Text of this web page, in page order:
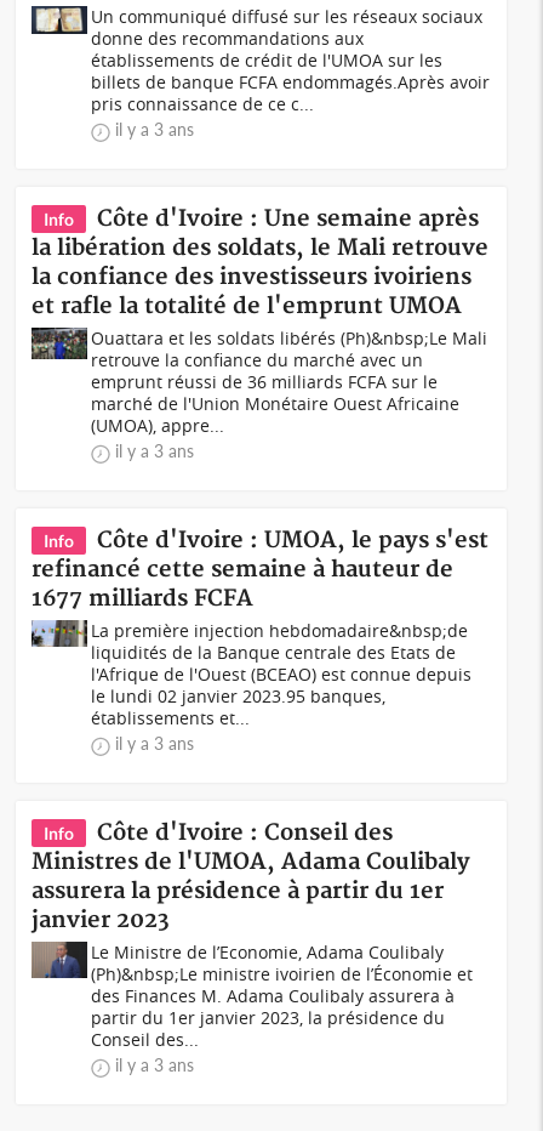
Un communiqué diffusé sur les réseaux sociaux
donne des recommandations aux
établissements de crédit de l'UMOA sur les
billets de banque FCFA endommagés.Après avoir
pris connaissance de ce c...
il y a 3 ans
Info
Côte d'Ivoire : Une semaine après
la libération des soldats, le Mali retrouve
la confiance des investisseurs ivoiriens
et rafle la totalité de l'emprunt UMOA
Ouattara et les soldats libérés (Ph)&nbsp;Le Mali
retrouve la confiance du marché avec un
emprunt réussi de 36 milliards FCFA sur le
marché de l'Union Monétaire Ouest Africaine
(UMOA), appre...
il y a 3 ans
Info
Côte d'Ivoire : UMOA, le pays s'est
refinancé cette semaine à hauteur de
1677 milliards FCFA
La première injection hebdomadaire&nbsp;de
liquidités de la Banque centrale des Etats de
l'Afrique de l'Ouest (BCEAO) est connue depuis
le lundi 02 janvier 2023.95 banques,
établissements et...
il y a 3 ans
Info
Côte d'Ivoire : Conseil des
Ministres de l'UMOA, Adama Coulibaly
assurera la présidence à partir du 1er
janvier 2023
Le Ministre de l’Economie, Adama Coulibaly
(Ph)&nbsp;Le ministre ivoirien de l’Économie et
des Finances M. Adama Coulibaly assurera à
partir du 1er janvier 2023, la présidence du
Conseil des...
il y a 3 ans